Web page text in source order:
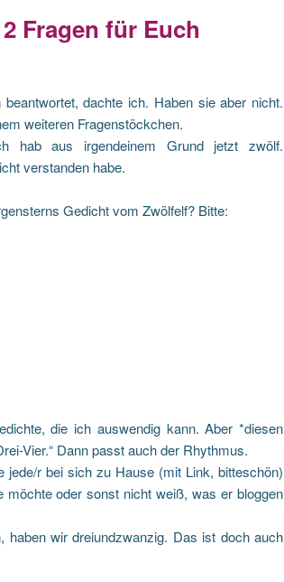
Fragen für Euch
dachte ich. Haben sie aber nicht.
weiteren Fragenstöckchen.
hab aus irgendeinem Grund jetzt zwölf.
verstanden habe.
Gedicht vom Zwölfelf? Bitte:
die ich auswendig kann. Aber *diesen
Vier.“ Dann passt auch der Rhythmus.
jede/r bei sich zu Hause (mit Link, bitteschön)
möchte oder sonst nicht weiß, was er bloggen
haben wir dreiundzwanzig. Das ist doch auch